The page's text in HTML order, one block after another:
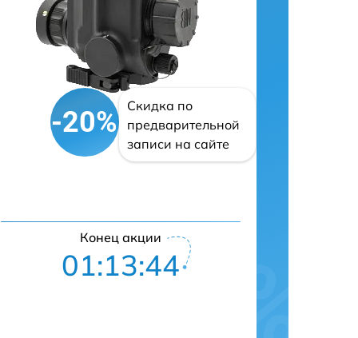
-20%
Скидка по
предварительной
записи на сайте
Конец акции
01:13:43